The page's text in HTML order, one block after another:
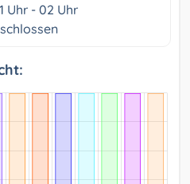
Uhr - 02 Uhr